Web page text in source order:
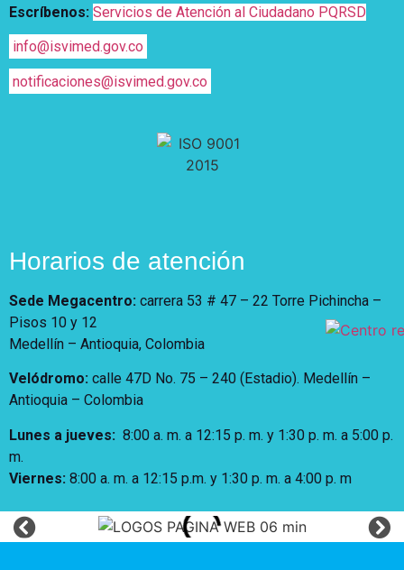
Escríbenos: Servicios de Atención al Ciudadano PQRSD
info@isvimed.gov.co
notificaciones@isvimed.gov.co
Horarios de atención
Sede Megacentro: carrera 53 # 47 – 22 Torre Pichincha –
Pisos 10 y 12
Medellín – Antioquia, Colombia
Velódromo: calle 47D No. 75 – 240 (Estadio). Medellín –
Antioquia – Colombia
Lunes a jueves: 8:00 a. m. a 12:15 p. m. y 1:30 p. m. a 5:00 p.
m.
Viernes: 8:00 a. m. a 12:15 p.m. y 1:30 p. m. a 4:00 p. m